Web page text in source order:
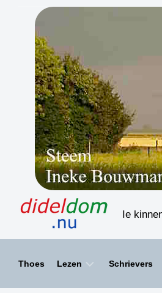
Ie
Thoes Lezen Schrievers